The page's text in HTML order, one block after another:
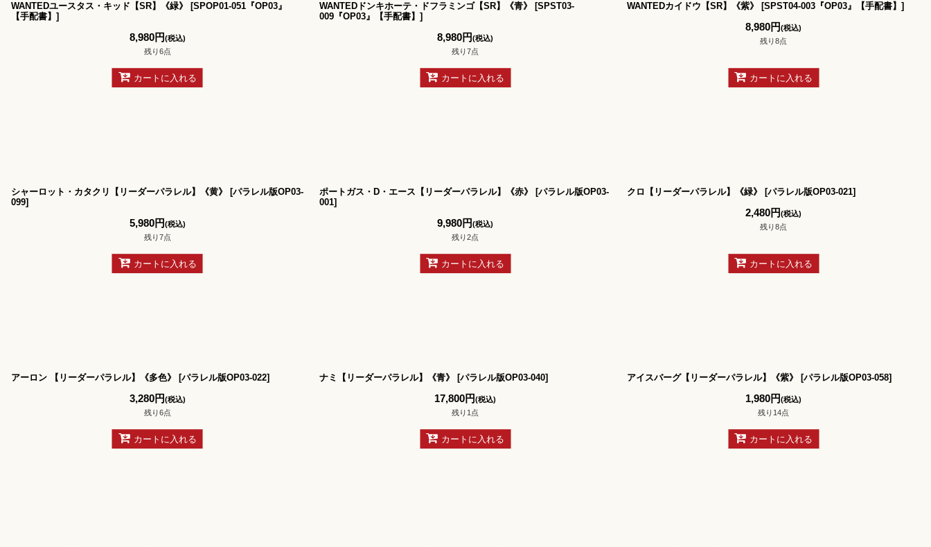
WANTEDユースタス・キッド【SR】《緑》 [SPOP01-051『OP03』
【手配書】 ]
8,980円(税込)
残り6点
カートに入れる
WANTEDドンキホーテ・ドフラミンゴ【SR】《青》 [SPST03-
009『OP03』【手配書】 ]
8,980円(税込)
残り7点
カートに入れる
WANTEDカイドウ【SR】《紫》 [SPST04-003『OP03』【手配書】]
8,980円(税込)
残り8点
カートに入れる
シャーロット・カタクリ【リーダーパラレル】《黄》 [パラレル版OP03-
099]
5,980円(税込)
残り7点
カートに入れる
ポートガス・D・エース【リーダーパラレル】《赤》 [パラレル版OP03-
001]
9,980円(税込)
残り2点
カートに入れる
クロ【リーダーパラレル】《緑》 [パラレル版OP03-021]
2,480円(税込)
残り8点
カートに入れる
アーロン 【リーダーパラレル】《多色》 [パラレル版OP03-022]
3,280円(税込)
残り6点
カートに入れる
ナミ【リーダーパラレル】《青》 [パラレル版OP03-040]
17,800円(税込)
残り1点
カートに入れる
アイスバーグ【リーダーパラレル】《紫》 [パラレル版OP03-058]
1,980円(税込)
残り14点
カートに入れる